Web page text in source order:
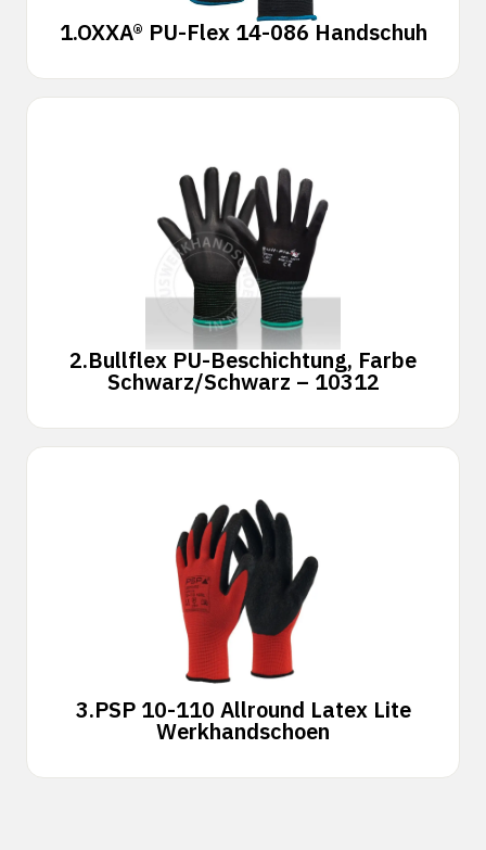
1.OXXA® PU-Flex 14-086 Handschuh
2.Bullflex PU-Beschichtung, Farbe
Schwarz/Schwarz – 10312
3.PSP 10-110 Allround Latex Lite
Werkhandschoen